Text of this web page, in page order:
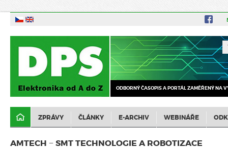
ODBORNÝ ČASOPIS A PORTÁL ZAMĚŘENÝ NA
ZPRÁVY ČLÁNKY E-ARCHIV WEBINÁŘE
AMTECH − SMT TECHNOLOGIE A ROBOTIZACE